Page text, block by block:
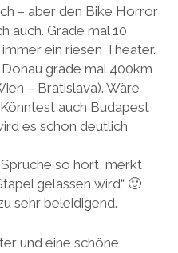
– aber den Bike Horror
auch. Grade mal 10
ein riesen Theater.
grade mal 400km
– Bratislava). Wäre
auch Budapest
es schon deutlich
so hört, merkt
gelassen wird“ 🙂
sehr beleidigend.
und eine schöne